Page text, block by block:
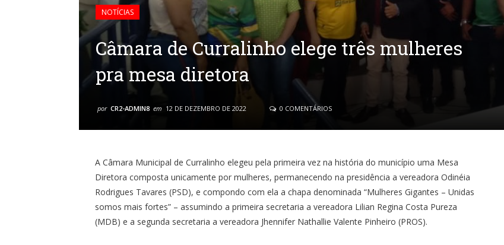
NOTÍCIAS
Câmara de Curralinho elege três mulheres
pra mesa diretora
por CR2-ADMIN8 em 12 DE DEZEMBRO DE 2022 0 COMENTÁRIOS
A Câmara Municipal de Curralinho elegeu pela primeira vez na história do município uma Mesa
Diretora composta unicamente por mulheres, permanecendo na presidência a vereadora Odinéia
Rodrigues Tavares (PSD), e compondo com ela a chapa denominada “Mulheres Gigantes – Unidas
somos mais fortes” – assumindo a primeira secretaria a vereadora Lilian Regina Costa Pureza
(MDB) e a segunda secretaria a vereadora Jhennifer Nathallie Valente Pinheiro (PROS).